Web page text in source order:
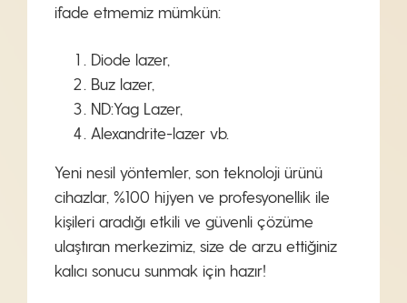
ifade etmemiz mümkün:
Diode lazer,
Buz lazer,
ND:Yag Lazer,
Alexandrite-lazer vb.
Yeni nesil yöntemler, son teknoloji ürünü
cihazlar, %100 hijyen ve profesyonellik ile
kişileri aradığı etkili ve güvenli çözüme
ulaştıran merkezimiz, size de arzu ettiğiniz
kalıcı sonucu sunmak için hazır!